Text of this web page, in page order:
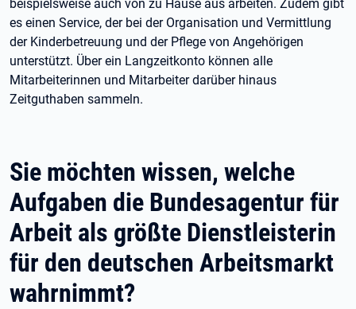
beispielsweise auch von zu Hause aus arbeiten. Zudem gibt
es einen Service, der bei der Organisation und Vermittlung
der Kinderbetreuung und der Pflege von Angehörigen
unterstützt. Über ein Langzeitkonto können alle
Mitarbeiterinnen und Mitarbeiter darüber hinaus
Zeitguthaben sammeln.
Sie möchten wissen, welche
Aufgaben die Bundesagentur für
Arbeit als größte Dienstleisterin
für den deutschen Arbeitsmarkt
wahrnimmt?